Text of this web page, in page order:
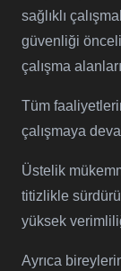
sağlıklı
güvenliği
çalışma
Tüm
çalışmaya
Üstelik
titizlikle
yüksek
Ayrıca